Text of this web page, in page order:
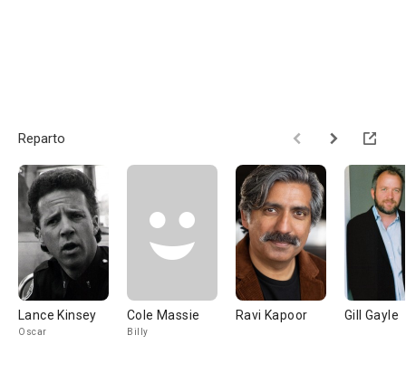
Reparto
Lance Kinsey
Oscar
Cole Massie
Billy
Ravi Kapoor Gill Gayle